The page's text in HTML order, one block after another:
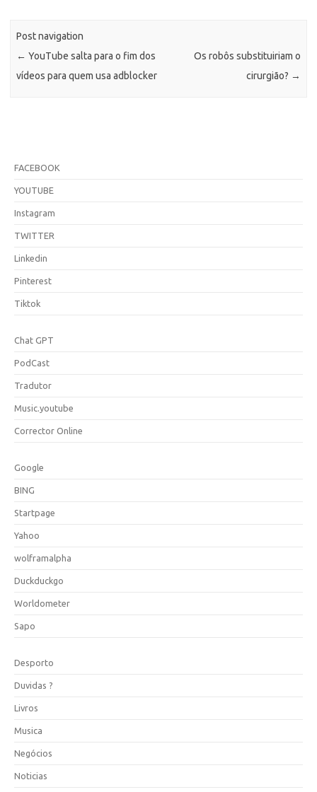
Post navigation
← YouTube salta para o fim dos
vídeos para quem usa adblocker
Os robôs substituiriam o
cirurgião? →
FACEBOOK
YOUTUBE
Instagram
TWITTER
Linkedin
Pinterest
Tiktok
Chat GPT
PodCast
Tradutor
Music.youtube
Corrector Online
Google
BING
Startpage
Yahoo
wolframalpha
Duckduckgo
Worldometer
Sapo
Desporto
Duvidas ?
Livros
Musica
Negócios
Noticias